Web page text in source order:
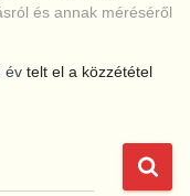
és annak méréséről
év telt el a közzététel